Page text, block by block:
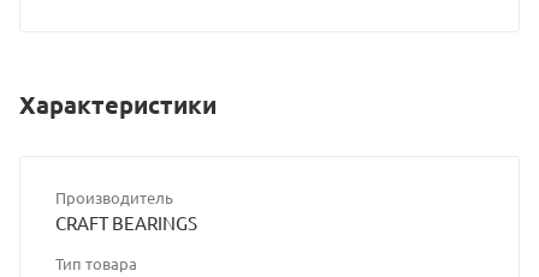
Характеристики
Производитель
CRAFT BEARINGS
Тип товара